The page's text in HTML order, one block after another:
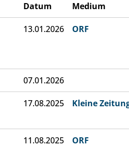
Datum Medium
13.01.2026 ORF
07.01.2026
17.08.2025 Kleine
11.08.2025 ORF